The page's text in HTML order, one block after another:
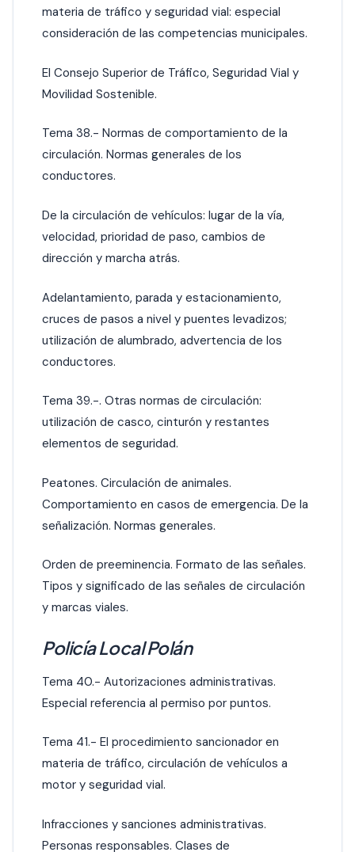
materia de tráfico y seguridad vial: especial
consideración de las competencias municipales.
El Consejo Superior de Tráfico, Seguridad Vial y
Movilidad Sostenible.
Tema 38.- Normas de comportamiento de la
circulación. Normas generales de los
conductores.
De la circulación de vehículos: lugar de la vía,
velocidad, prioridad de paso, cambios de
dirección y marcha atrás.
Adelantamiento, parada y estacionamiento,
cruces de pasos a nivel y puentes levadizos;
utilización de alumbrado, advertencia de los
conductores.
Tema 39.-. Otras normas de circulación:
utilización de casco, cinturón y restantes
elementos de seguridad.
Peatones. Circulación de animales.
Comportamiento en casos de emergencia. De la
señalización. Normas generales.
Orden de preeminencia. Formato de las señales.
Tipos y significado de las señales de circulación
y marcas viales.
Policía Local Polán
Tema 40.- Autorizaciones administrativas.
Especial referencia al permiso por puntos.
Tema 41.- El procedimiento sancionador en
materia de tráfico, circulación de vehículos a
motor y seguridad vial.
Infracciones y sanciones administrativas.
Personas responsables. Clases de